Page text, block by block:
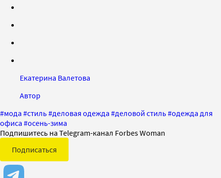
Екатерина Валетова
Автор
#мода #стиль#деловая одежда #деловой стиль#одежда для
офиса #осень-зима
Подпишитесь на Telegram-канал Forbes Woman
Подписаться